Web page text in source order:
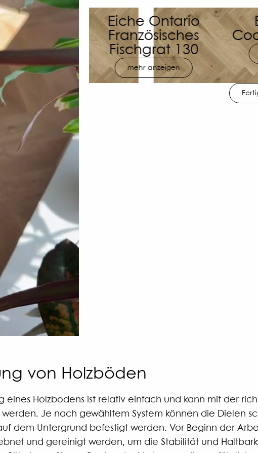
Ontario
130
anzeigen
Eiche Oat
Cookies Grande
mehr anzeigen
von Holzböden
eines Holzbodens ist relativ einfach und kann mit der
Je nach gewähltem System können die Dielen
dem Untergrund befestigt werden. Vor Beginn der
und gereinigt werden, um die Stabilität und